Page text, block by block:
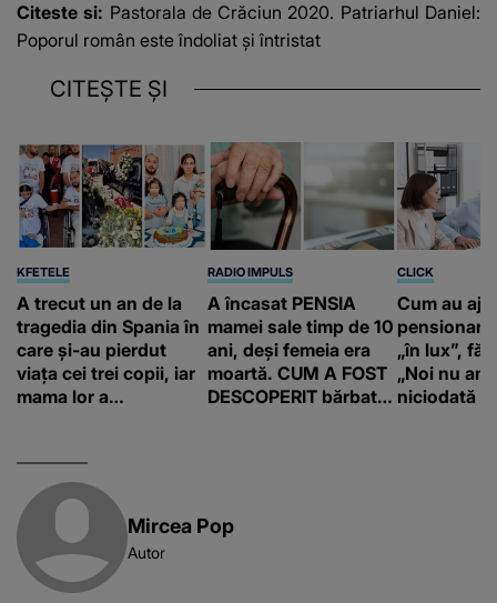
Citeste si: Pastorala de Crăciun 2020. Patriarhul Daniel:
Poporul român este îndoliat şi întristat
CITEȘTE ȘI
KFETELE
A trecut un an de la
tragedia din Spania în
care și-au pierdut
viața cei trei copii, iar
mama lor a…
RADIO IMPULS
A încasat PENSIA
mamei sale timp de 10
ani, deși femeia era
moartă. CUM A FOST
DESCOPERIT bărbatul
CLICK
Cum au
pensionari
„în lux”,
„Noi nu
niciodată
Mircea Pop
Autor